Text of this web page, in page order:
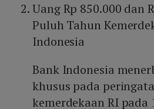
Uang Rp 850.000 dan
Puluh Tahun
Indonesia
Bank Indonesia
khusus pada
kemerdekaan RI pada